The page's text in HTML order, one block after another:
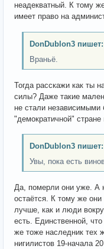
неадекватный. К тому
имеет право на
DonDublon3 пишет:
Враньё.
Тогда расскажи как ты
силы? Даже такие
не стали независимыми
"демократичной" стране
DonDublon3 пишет:
Увы, пока есть
Да, померли они уже. А
остаётся. К тому же
лучше, как и люди
есть. Единственной,
же тоже наследник тех
нигилистов 19-начала